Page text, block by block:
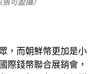
可盈攝）
，而朝鮮幣更加是小
際錢幣聯合展銷會，